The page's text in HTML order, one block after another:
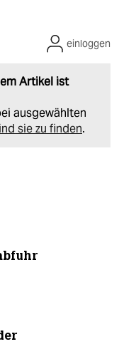
Artikel ist
ausgewählten
sie zu finden.
einloggen